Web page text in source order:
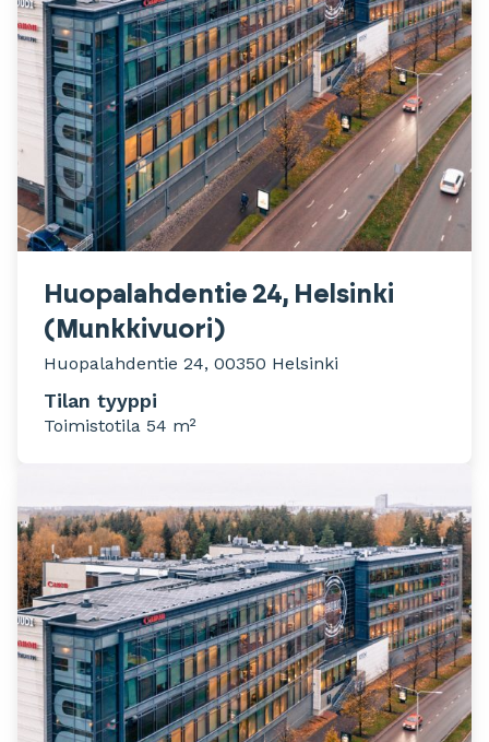
Huopalahdentie 24, Helsinki
(Munkkivuori)
Huopalahdentie 24, 00350 Helsinki
Tilan tyyppi
Toimistotila 54 m²